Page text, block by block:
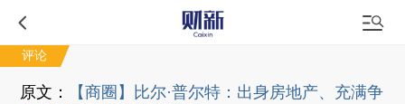
评论
原文：
【商圈】比尔·普尔特：出身房地产、充满争